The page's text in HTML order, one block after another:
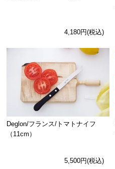
4,180円(税込)
Deglon/フランス/トマトナイフ
（11cm）
5,500円(税込)